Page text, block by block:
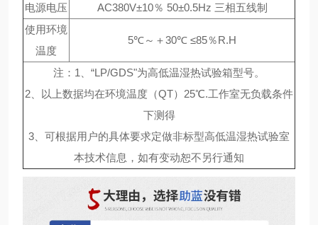
电源电压
AC380V±10％ 50±0.5Hz 三相五线制
使用环境
温度
5℃～＋30℃ ≤85％R.H
注：1、“LP/GDS"为高低温湿热试验箱型号。
2、以上数据均在环境温度（QT）25℃.工作室无负载条件
下测得
3、可根据用户的具体要求定做非标型高低温湿热试验室
本技术信息，如有变动恕不另行通知